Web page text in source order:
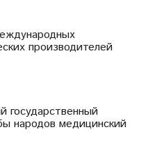
производителей
государственный
народов медицинский